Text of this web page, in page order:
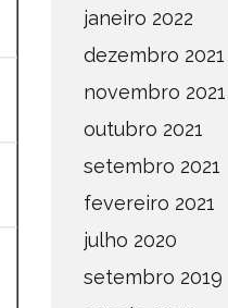
janeiro 2022
dezembro 2021
novembro 2021
outubro 2021
setembro 2021
fevereiro 2021
julho 2020
setembro 2019